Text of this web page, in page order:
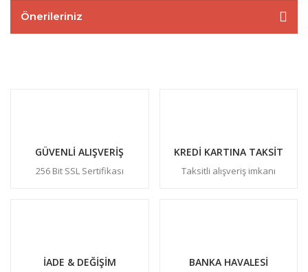
Önerileriniz
GÜVENLİ ALIŞVERİŞ
256 Bit SSL Sertifikası
KREDİ KARTINA TAKSİT
Taksitli alışveriş imkanı
İADE & DEĞİŞİM BANKA HAVALESİ